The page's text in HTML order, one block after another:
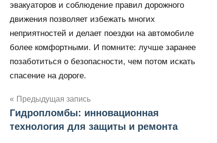
эвакуаторов и соблюдение правил дорожного
движения позволяет избежать многих
неприятностей и делает поездки на автомобиле
более комфортными. И помните: лучше заранее
позаботиться о безопасности, чем потом искать
спасение на дороге.
Навигация
по
Предыдущая запись
Гидропломбы: инновационная
технология для защиты и ремонта